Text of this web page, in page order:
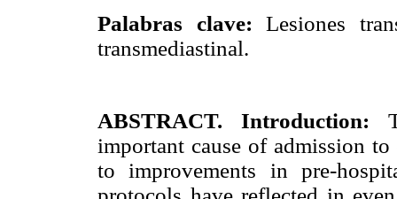
Palabras clave: Lesiones
transmediastinal.
ABSTRACT. Introduction:
important cause of admission
to improvements in pre-